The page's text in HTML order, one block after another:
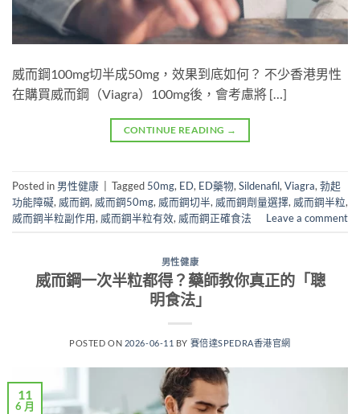
威而鋼100mg切半成50mg，效果到底如何？ 不少香港男性
在購買威而鋼（Viagra）100mg後，會考慮將 […]
CONTINUE READING →
Posted in 男性健康 | Tagged 50mg, ED, ED藥物, Sildenafil, Viagra, 勃起
功能障礙, 威而鋼, 威而鋼50mg, 威而鋼切半, 威而鋼劑量選擇, 威而鋼半粒,
威而鋼半粒副作用, 威而鋼半粒有效, 威而鋼正確食法 Leave a comment
男性健康
威而鋼一次半粒都得？藥師教你真正的「聰
明食法」
POSTED ON 2026-06-11 BY 賽倍達SPEDRA香港官網
11
6 月